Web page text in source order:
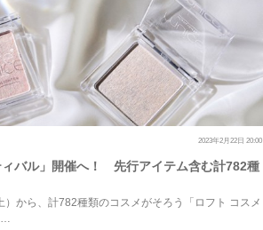
2023年2月22日 20:00
ィバル」開催へ！ 先行アイテム含む計782種
から、計782種類のコスメがそろう「ロフト コスメ